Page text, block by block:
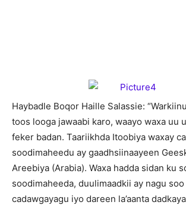
Haybadle Boqor Haille Salassie:
toos looga jawaabi karo, waayo waxa uu
feker badan. Taariikhda Itoobiya waxay
soodimaheedu ay gaadhsiinaayeen
Areebiya (Arabia). Waxa hadda sidan ku
soodimaheeda, duulimaadkii ay nagu
cadawgayagu iyo dareen la’aanta